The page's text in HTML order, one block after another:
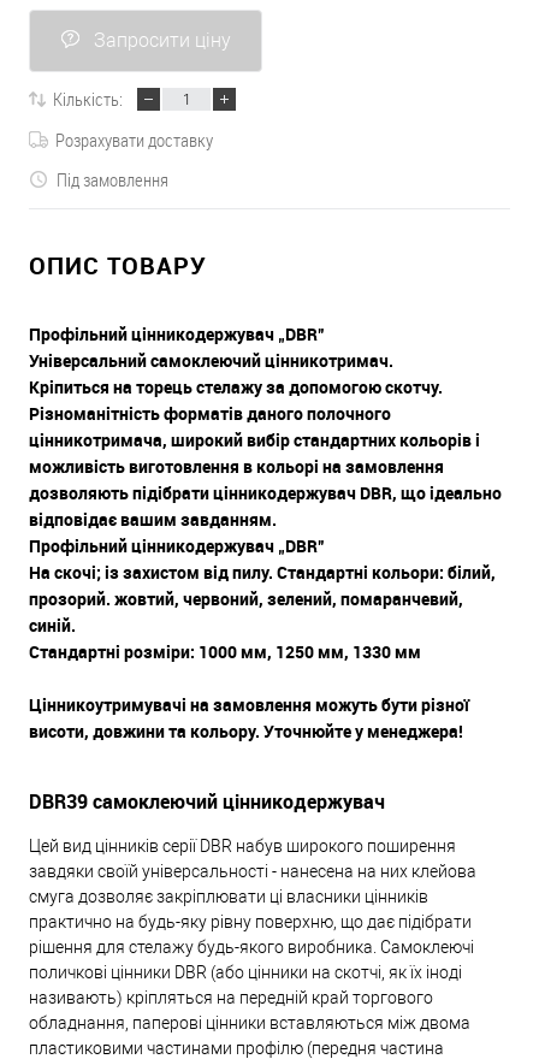
Запросити ціну
Кількість:
Розрахувати доставку
Під замовлення
ОПИС ТОВАРУ
Профільний цінникодержувач „DBR”
Універсальний самоклеючий цінникотримач.
Кріпиться на торець стелажу за допомогою скотчу.
Різноманітність форматів даного полочного
цінникотримача, широкий вибір стандартних кольорів і
можливість виготовлення в кольорі на замовлення
дозволяють підібрати цінникодержувач DBR, що ідеально
відповідає вашим завданням.
Профільний цінникодержувач „DBR”
На скочі; із захистом від пилу. Стандартні кольори: білий,
прозорий. жовтий, червоний, зелений, помаранчевий,
синій.
Стандартні розміри: 1000 мм, 1250 мм, 1330 мм
Цінникоутримувачі на замовлення можуть бути різної
висоти, довжини та кольору. Уточнюйте у менеджера!
DBR39 самоклеючий цінникодержувач
Цей вид цінників серії DBR набув широкого поширення
завдяки своїй універсальності - нанесена на них клейова
смуга дозволяє закріплювати ці власники цінників
практично на будь-яку рівну поверхню, що дає підібрати
рішення для стелажу будь-якого виробника. Самоклеючі
поличкові цінники DBR (або цінники на скотчі, як їх іноді
називають) кріпляться на передній край торгового
обладнання, паперові цінники вставляються між двома
пластиковими частинами профілю (передня частина